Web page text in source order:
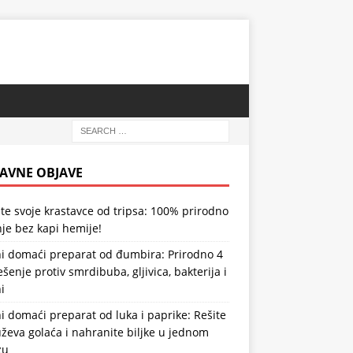
OBJAVE
svoje krastavce od tripsa: 100% prirodno
bez kapi hemije!
domaći preparat od đumbira: Prirodno 4
protiv smrdibuba, gljivica, bakterija i
domaći preparat od luka i paprike: Rešite
golaća i nahranite biljke u jednom